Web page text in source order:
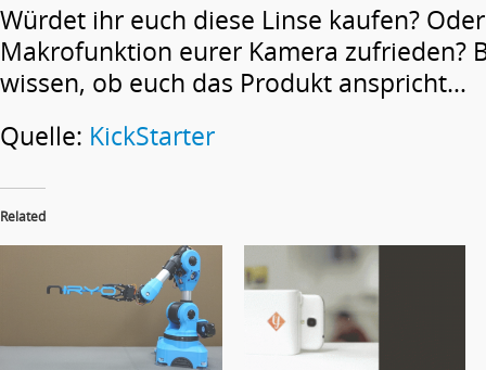
Würdet ihr euch diese Linse kaufen?
Makrofunktion eurer Kamera zufrieden?
wissen, ob euch das Produkt anspricht…
Quelle: KickStarter
Related